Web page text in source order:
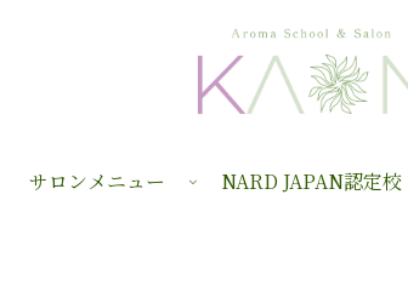
サロンメニュー NARD JAPAN認定校